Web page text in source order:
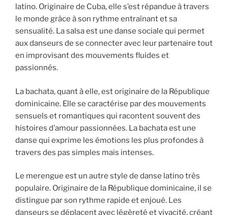
latino. Originaire de Cuba, elle s’est répandue à travers
le monde grâce à son rythme entraînant et sa
sensualité. La salsa est une danse sociale qui permet
aux danseurs de se connecter avec leur partenaire tout
en improvisant des mouvements fluides et
passionnés.
La bachata, quant à elle, est originaire de la République
dominicaine. Elle se caractérise par des mouvements
sensuels et romantiques qui racontent souvent des
histoires d’amour passionnées. La bachata est une
danse qui exprime les émotions les plus profondes à
travers des pas simples mais intenses.
Le merengue est un autre style de danse latino très
populaire. Originaire de la République dominicaine, il se
distingue par son rythme rapide et enjoué. Les
danseurs se déplacent avec légèreté et vivacité, créant